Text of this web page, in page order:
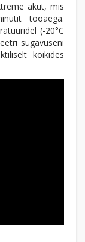
akut, mis
tööaega.
(-20°C
sügavuseni
kõikides